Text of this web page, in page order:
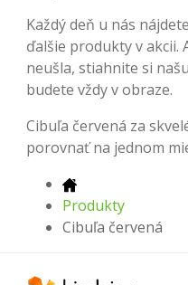
Každý deň u nás
ďalšie produkty v akcii.
neušla, stiahnite si našu
budete vždy v obraze.
Cibuľa červená za
porovnať na jednom
Produkty
Cibuľa červená